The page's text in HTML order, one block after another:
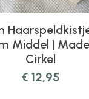
Middel |
Cirkel
€ 12,95